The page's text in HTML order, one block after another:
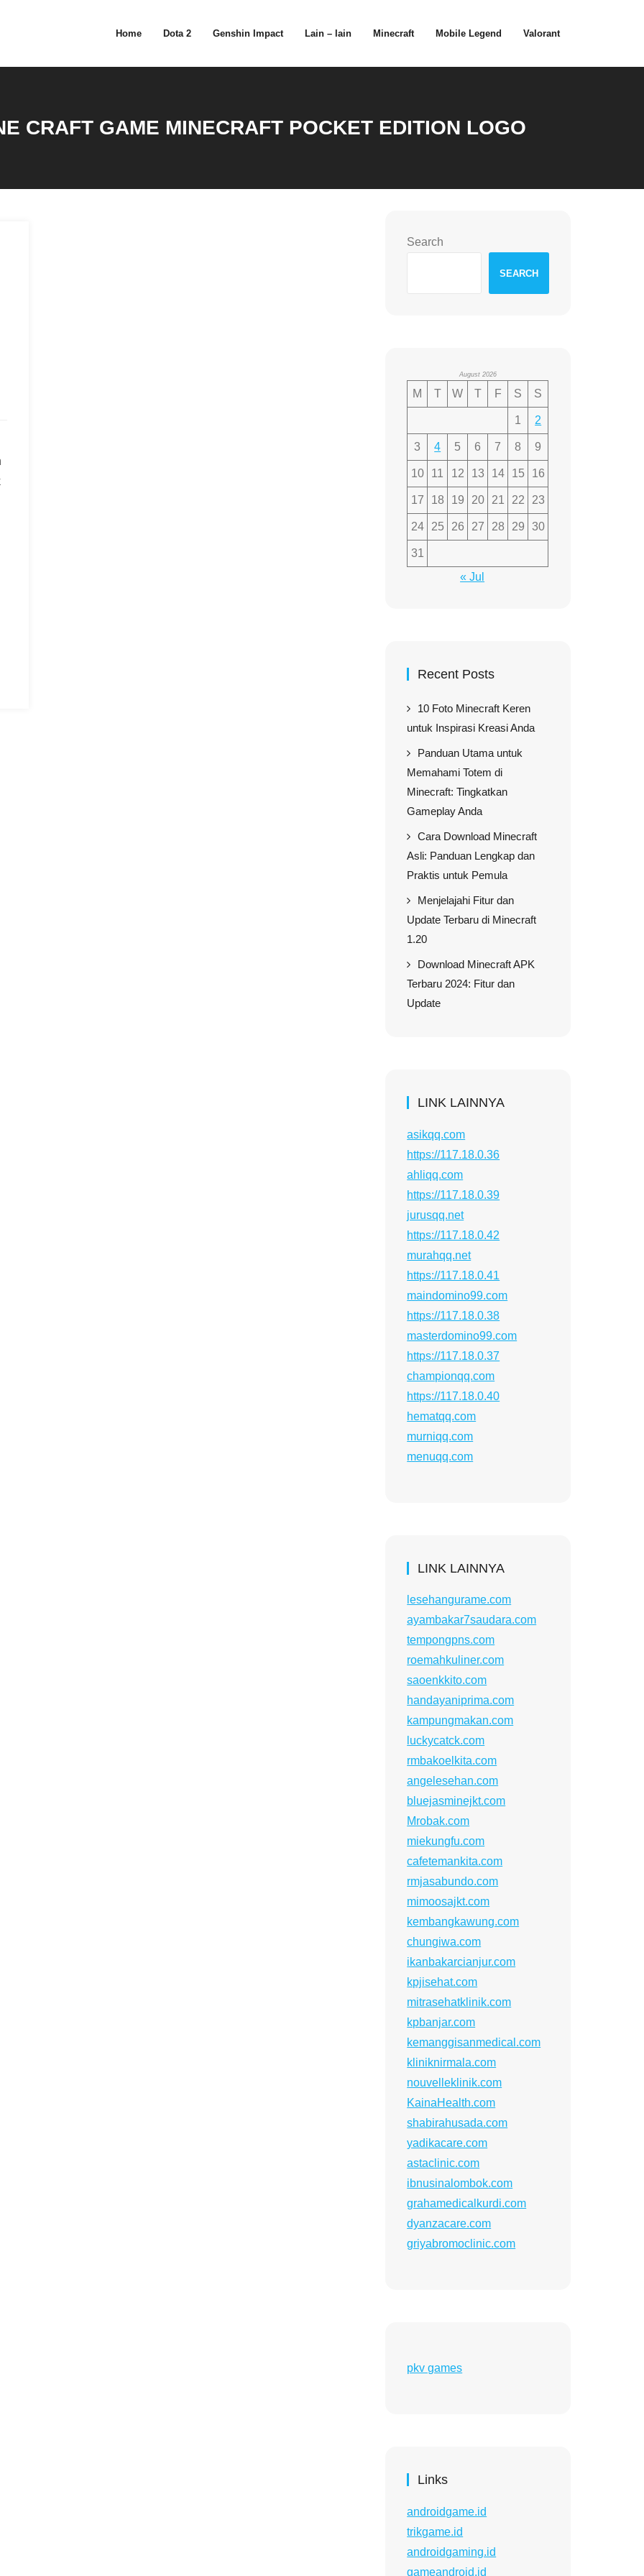
Home Dota 2 Genshin Impact Lain – lain Minecraft Mobile Legend Valorant
CRAFT GAME MINECRAFT POCKET EDITION LOGO
Search
SEARCH
August 2026
M T W T F S S
1 2
3 4 5 6 7 8 9
10 11 12 13 14 15 16
17 18 19 20 21 22 23
24 25 26 27 28 29 30
31
« Jul
Recent Posts
10 Foto Minecraft Keren
untuk Inspirasi Kreasi Anda
Panduan Utama untuk
Memahami Totem di
Minecraft: Tingkatkan
Gameplay Anda
Cara Download Minecraft
Asli: Panduan Lengkap dan
Praktis untuk Pemula
Menjelajahi Fitur dan
Update Terbaru di Minecraft
1.20
Download Minecraft APK
Terbaru 2024: Fitur dan
Update
LINK LAINNYA
asikqq.com
https://117.18.0.36
ahliqq.com
https://117.18.0.39
jurusqq.net
https://117.18.0.42
murahqq.net
https://117.18.0.41
maindomino99.com
https://117.18.0.38
masterdomino99.com
https://117.18.0.37
championqq.com
https://117.18.0.40
hematqq.com
murniqq.com
menuqq.com
LINK LAINNYA
lesehangurame.com
ayambakar7saudara.com
tempongpns.com
roemahkuliner.com
saoenkkito.com
handayaniprima.com
kampungmakan.com
luckycatck.com
rmbakoelkita.com
angelesehan.com
bluejasminejkt.com
Mrobak.com
miekungfu.com
cafetemankita.com
rmjasabundo.com
mimoosajkt.com
kembangkawung.com
chungiwa.com
ikanbakarcianjur.com
kpjisehat.com
mitrasehatklinik.com
kpbanjar.com
kemanggisanmedical.com
kliniknirmala.com
nouvelleklinik.com
KainaHealth.com
shabirahusada.com
yadikacare.com
astaclinic.com
ibnusinalombok.com
grahamedicalkurdi.com
dyanzacare.com
griyabromoclinic.com
pkv games
Links
androidgame.id
trikgame.id
androidgaming.id
gameandroid.id